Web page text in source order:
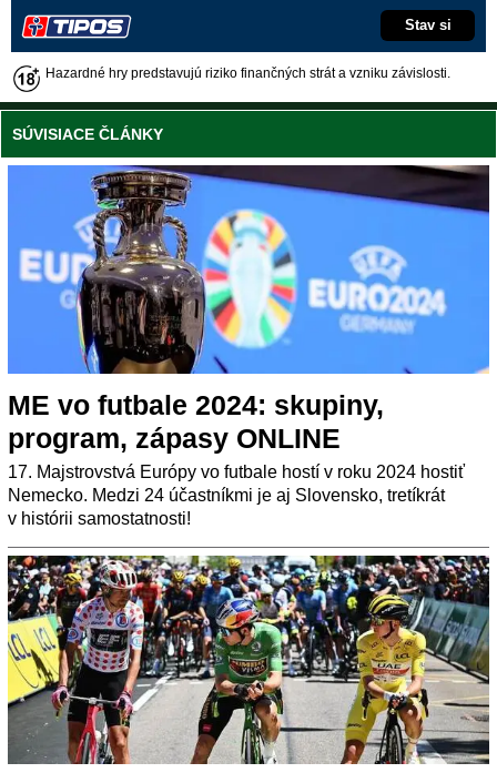
Stav si
Hazardné hry predstavujú riziko finančných strát a vzniku závislosti.
SÚVISIACE ČLÁNKY
ME vo futbale 2024: skupiny,
program, zápasy ONLINE
17. Majstrovstvá Európy vo futbale hostí v roku 2024 hostiť
Nemecko. Medzi 24 účastníkmi je aj Slovensko, tretíkrát
v histórii samostatnosti!